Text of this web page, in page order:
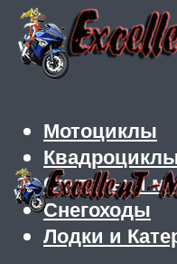
Мотоциклы
Скутеры и
Снегоходы
Лодки и